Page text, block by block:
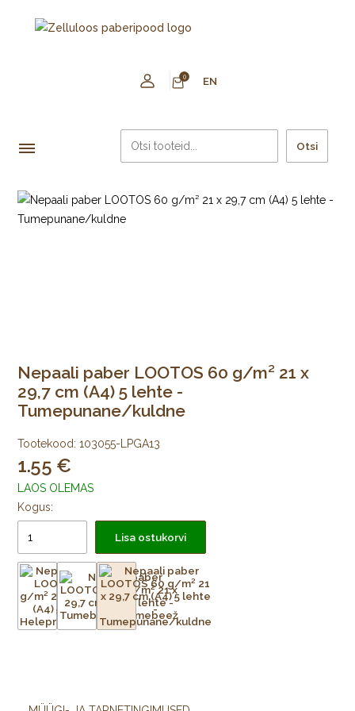
0 EN
Otsi
Nepaali paber LOOTOS 60 g/m² 21 x
29,7 cm (A4) 5 lehte -
Tumepunane/kuldne
Tootekood: 103055-LPGA13
1.55
LAOS OLEMAS
Kogus:
Lisa ostukorvi